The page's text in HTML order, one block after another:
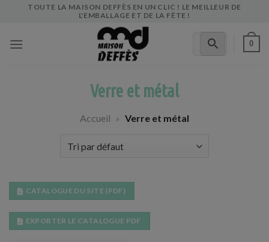
TOUTE LA MAISON DEFFÈS EN UN CLIC ! LE MEILLEUR DE
L'EMBALLAGE ET DE LA FÊTE !
0
Verre et métal
Accueil » Verre et métal
CATALOGUE DU SITE (PDF)
EXPORTER LE CATALOGUE PDF